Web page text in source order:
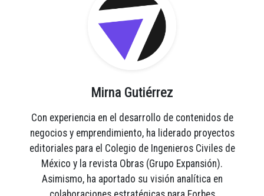
Mirna Gutiérrez
Con experiencia en el desarrollo de contenidos de
negocios y emprendimiento, ha liderado proyectos
editoriales para el Colegio de Ingenieros Civiles de
México y la revista Obras (Grupo Expansión).
Asimismo, ha aportado su visión analítica en